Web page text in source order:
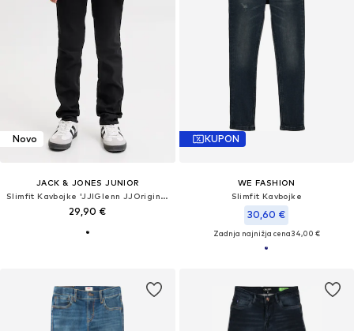
Novo
JACK & JONES JUNIOR
Slimfit Kavbojke 'JJIGlenn JJOriginal'
29,90 €
KUPON
WE FASHION
Slimfit Kavbojke
30,60 €
Zadnja najnižja cena34,00 €